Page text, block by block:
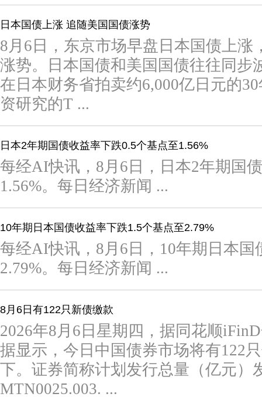
日本国债上涨 追随美国国债涨势
8月6日，东京市场早盘日本国债上涨
涨势。日本国债和美国国债往往同步
在日本财务省拍卖约6,000亿日元的
资研究的T ...
日本2年期国债收益率下跌0.5个基点至1.56%
每经AI快讯，8月6日，日本2年期国
1.56%。每日经济新闻 ...
10年期日本国债收益率下跌1.5个基点至2.79%
每经AI快讯，8月6日，10年期日本国
2.79%。每日经济新闻 ...
8月6日有122只新债缴款
2026年8月6日星期四，据同花顺
据显示，今日中国债券市场将有122
下。证券简称计划发行总量（亿元）
MTN0025.003. ...